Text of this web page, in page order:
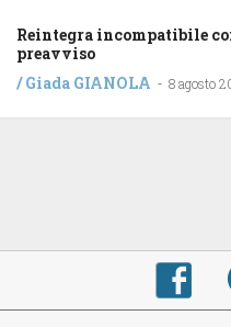
Reintegra incompatibile
preavviso
/Giada GIANOLA - 8 agosto